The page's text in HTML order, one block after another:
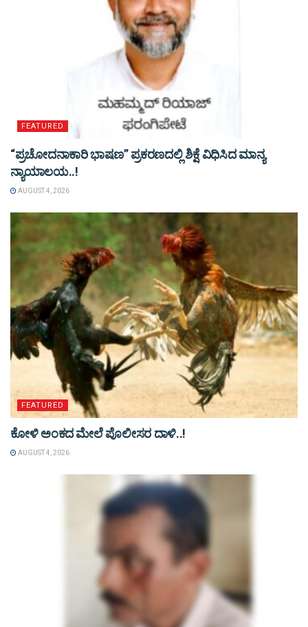
FEATURED
“ಪ್ರಚೋದನಾಕಾರಿ ಭಾಷಣ” ಪ್ರಕರಣದಲ್ಲಿ ಶಿಕ್ಷೆ ವಿಧಿಸಿದ ಮಾನ್ಯ
ನ್ಯಾಯಾಲಯ..!
AUGUST 4, 2026
FEATURED
ಕೋಳಿ ಅಂಕದ ಮೇಲೆ ಪೊಲೀಸರ ದಾಳಿ..!
AUGUST 4, 2026